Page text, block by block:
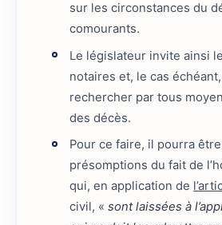
sur les circonstances du
comourants.
Le législateur invite ainsi
notaires et, le cas
rechercher par tous
des décès.
Pour ce faire, il pourra
présomptions du fait de
qui, en application de
civil, «sont laissées à